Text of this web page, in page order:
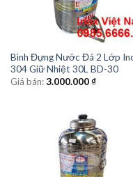
Bình Đựng Nước Đá 2 Lớp
304 Giữ Nhiệt 30L BD-30
Giá bán:3.000.000₫